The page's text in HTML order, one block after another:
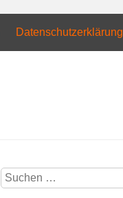
Datenschutzerklärung
Suchen
nach: